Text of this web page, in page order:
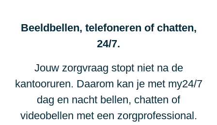
Beeldbellen, telefoneren of chatten,
24/7.
Jouw zorgvraag stopt niet na de
kantooruren. Daarom kan je met my24/7
dag en nacht bellen, chatten of
videobellen met een zorgprofessional.